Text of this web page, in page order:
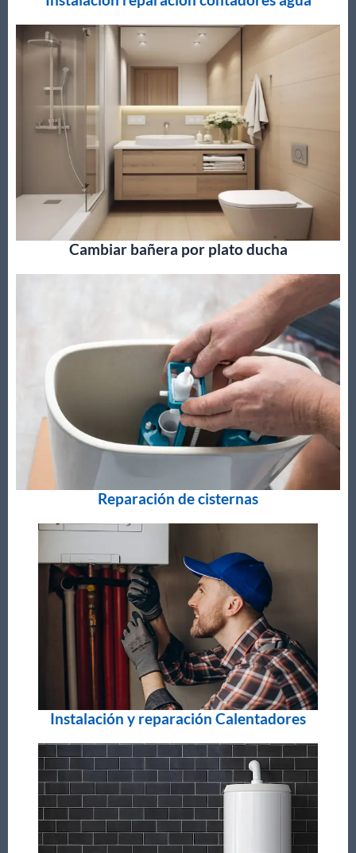
Cambiar bañera por plato ducha
Reparación de cisternas
Instalación y reparación Calentadores